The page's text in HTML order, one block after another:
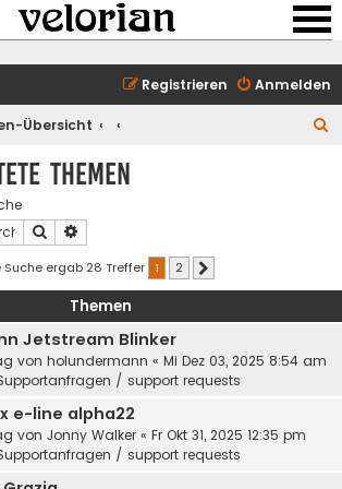
Anmelden
Registrieren
Übersicht
Themen
Suche
Suche ergab 28 Treffer 1 2
Themen
Jetstream Blinker
von holundermann « Mi Dez 03, 2025 8:54 am
/ support requests
e-line alpha22
von Jonny Walker « Fr Okt 31, 2025 12:35 pm
/ support requests